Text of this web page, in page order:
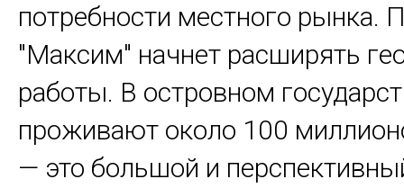
потребности местного рынка.
"Максим" начнет расширять
работы. В островном
проживают около 100
— это большой и